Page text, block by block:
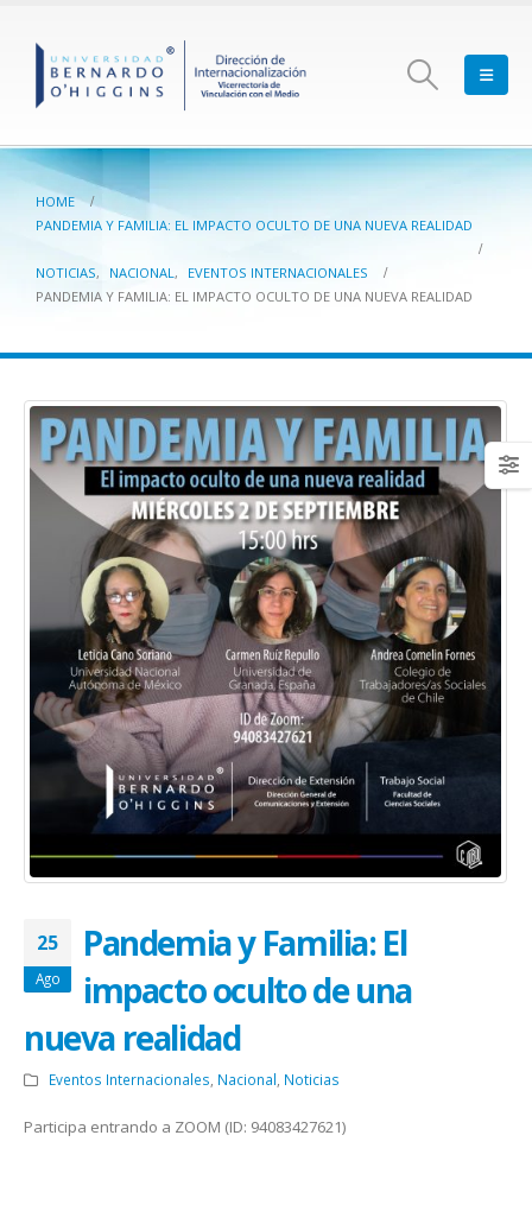
HOME
PANDEMIA Y FAMILIA: EL IMPACTO OCULTO DE UNA NUEVA REALIDAD
NOTICIAS, NACIONAL,
EVENTOS INTERNACIONALES
PANDEMIA Y FAMILIA: EL IMPACTO OCULTO DE UNA NUEVA REALIDAD
25
Ago
Pandemia y Familia: El
impacto oculto de una
nueva realidad
Eventos Internacionales Nacional Noticias
Participa entrando a ZOOM (ID: 94083427621)